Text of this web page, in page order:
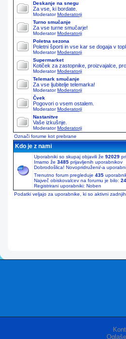
Deskanje na snegu
Za vse, ki bordate.
ModeratorModeratorji
Turno smučanje
Za vse turne smučarje!
ModeratorModeratorji
Poletna sezona
Poletni športi in vse kar se dogaja v
ModeratorModeratorji
Supermarket
Kotiček za zastopnike, proizvajalce,
ModeratorModeratorji
Telemark smučanje
Za vse ljubitelje telemarka!
ModeratorModeratorji
Čvek
Pogovori o vsem ostalem.
ModeratorModeratorji
Nastanitve
Vaše izkušnje.
ModeratorModeratorji
Označi forume kot prebrane
Kdo je z nami
Uporabniki so skupaj objavili že 92029
Imamo že 3485 prijavljenih uporabnikov
Dobrodošlica! Novopridruženi/-a
Trenutno forum pregleduje 435
Največ obiskovalcev na forumu je bilo:
Registrirani uporabniki: Noben
Podatki veljajo za uporabnike, ki so aktivni